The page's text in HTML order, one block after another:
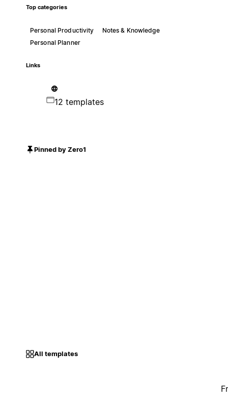
Top categories
Personal Productivity
Notes & Knowledge
Personal Planner
Links
12 templates
Pinned by Zero1
All templates